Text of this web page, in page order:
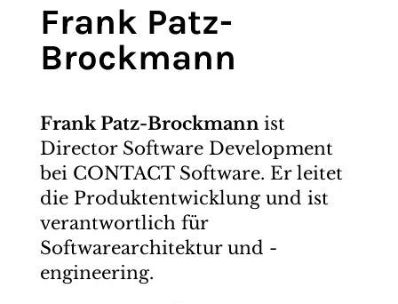
Frank Patz-
Brockmann
Frank Patz-Brockmann ist
Director Software Development
bei CONTACT Software. Er leitet
die Produktentwicklung und ist
verantwortlich für
Softwarearchitektur und -
engineering.